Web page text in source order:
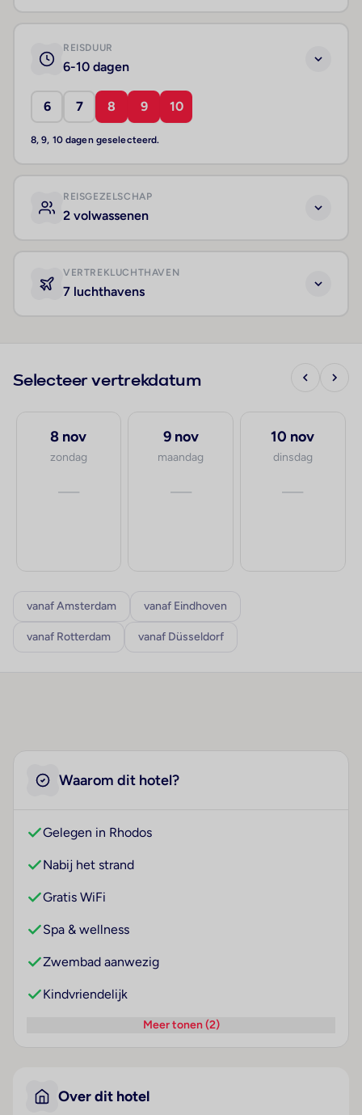
REISDUUR
6-10 dagen
6 7 8 9 10
8, 9, 10 dagen geselecteerd.
REISGEZELSCHAP
2 volwassenen
VERTREKLUCHTHAVEN
7 luchthavens
Selecteer vertrekdatum
8 nov
zondag
—
9 nov
maandag
—
10 nov
dinsdag
—
vanaf Amsterdam vanaf Eindhoven
vanaf Rotterdam vanaf Düsseldorf
Waarom dit hotel?
Gelegen in Rhodos
Nabij het strand
Gratis WiFi
Spa & wellness
Zwembad aanwezig
Kindvriendelijk
Meer tonen (2)
Over dit hotel